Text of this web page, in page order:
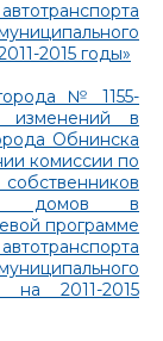
2015 годы»
№ 1155-
в
Обнинска
комиссии по
домов в
программе
на 2011-2015